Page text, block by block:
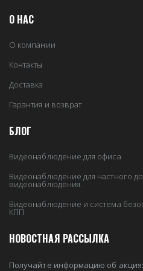
О НАС
О компании
Контакты
Доставка
Гарантия и возврат
БЛОГ
Видеонаблюдение для офиса
Видеонаблюдение для частного
видеонаблюдения.
Видеонаблюдение и система
КПП
НОВОСТНАЯ РАССЫЛКА
Получайте информацию об